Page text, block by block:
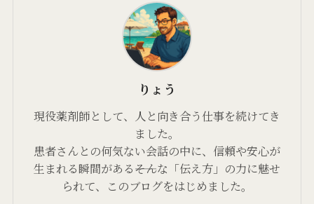
りょう
現役薬剤師として、人と向き合う仕事を続けてき
ました。
患者さんとの何気ない会話の中に、信頼や安心が
生まれる瞬間がある――そんな「伝え方」の力に魅せ
られて、このブログをはじめました。